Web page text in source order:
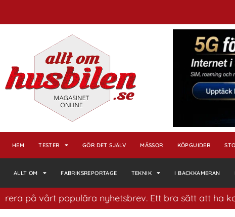
HEM TESTER GÖR DET SJÄLV MÄSSOR KÖPGUIDER
ALLT OM FABRIKSREPORTAGE TEKNIK I BACKKAMERAN
på vårt populära nyhetsbrev. Ett bra sätt att ha koll